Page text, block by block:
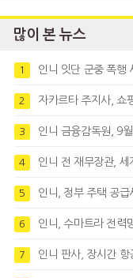
많이 본 뉴스
1 인니 잇단 군중 폭행
2 자카르타 주지사, 쇼
3 인니 금융감독원, 9월
4 인니 전 재무장관, 세
5 인니, 정부 주택 공
6 인니, 수마트라 전력
7 인니 판사, 장시간 항